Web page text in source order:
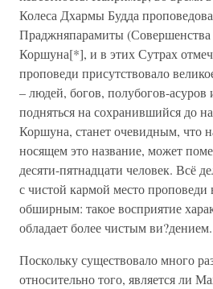
Колеса Дхармы Будда
Праджняпарамиты
Коршуна[*], и в этих Сутрах
проповеди присутствовало
– людей, богов, полубогов-асуров
подняться на сохранившийся до
Коршуна, станет очевидным, что
носящем это название, может
десяти-пятнадцати человек. Всё
с чистой кармой место проповеди
обширным: такое восприятие
обладает более чистым ви?дением.
Поскольку существовало много
относительно того, является ли